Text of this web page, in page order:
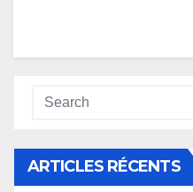
ARTICLES RÉCENTS